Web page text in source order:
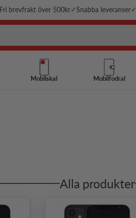
Fri brevfrakt över 500kr✓Snabba leveranser✓
Mobilskal Mobilfodral
Alla produkter